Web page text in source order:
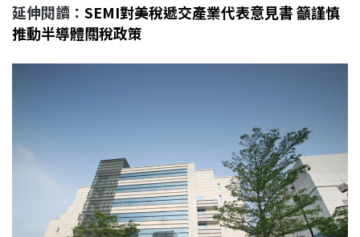
延伸閱讀： SEMI對美稅遞交產業代表意見書 籲謹慎
推動半導體關稅政策